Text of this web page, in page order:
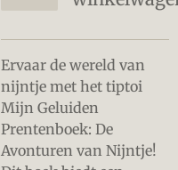
Ervaar de wereld van
nijntje met het tiptoi
Mijn Geluiden
Prentenboek: De
Avonturen van Nijntje!